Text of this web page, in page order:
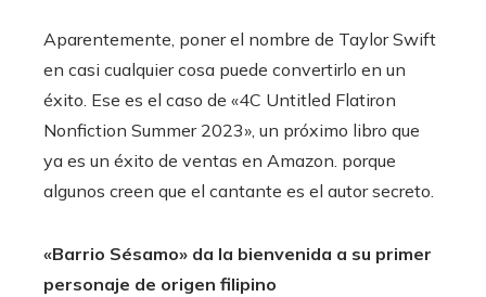
Aparentemente, poner el nombre de Taylor Swift
en casi cualquier cosa puede convertirlo en un
éxito. Ese es el caso de «4C Untitled Flatiron
Nonfiction Summer 2023», un próximo libro que
ya es un éxito de ventas en Amazon. porque
algunos creen que el cantante es el autor secreto.
«Barrio Sésamo» da la bienvenida a su primer
personaje de origen filipino